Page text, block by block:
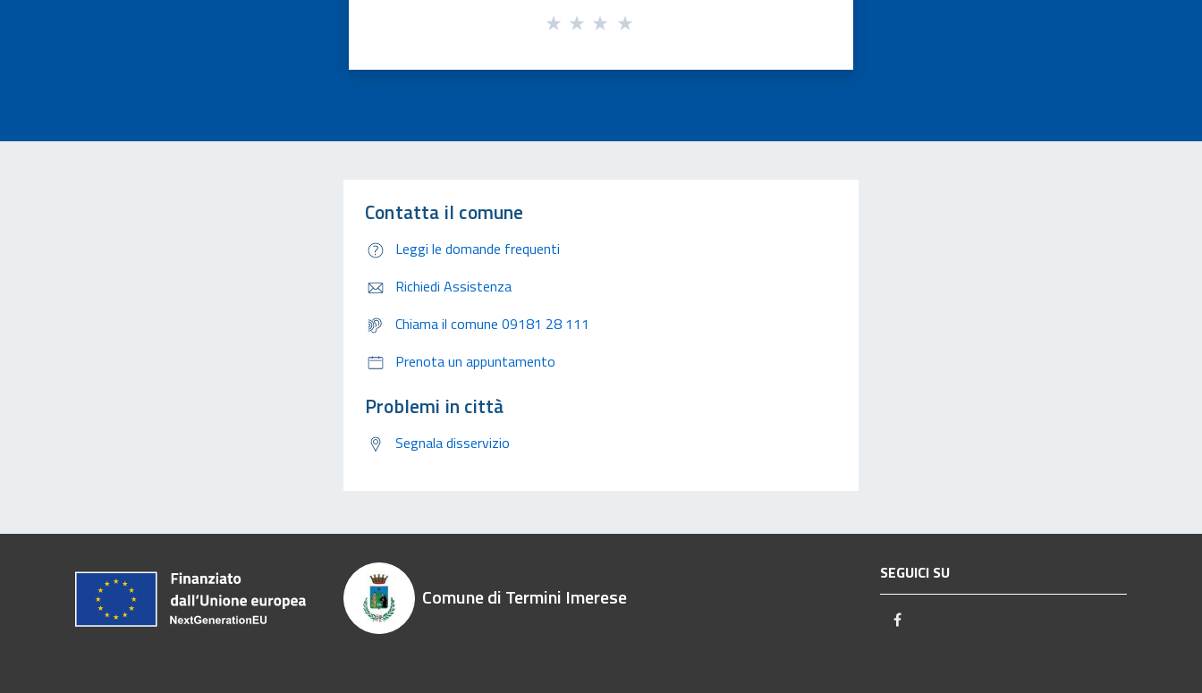
Contatta il comune
Leggi le domande frequenti
Richiedi Assistenza
Chiama il comune 09181 28 111
Prenota un appuntamento
Problemi in città
Segnala disservizio
Comune di Termini Imerese
SEGUICI SU